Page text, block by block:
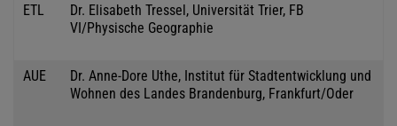
ETL
Dr. Elisabeth Tressel, Universität Trier, FB
VI/Physische Geographie
AUE
Dr. Anne-Dore Uthe, Institut für Stadtentwicklung und
Wohnen des Landes Brandenburg, Frankfurt/Oder